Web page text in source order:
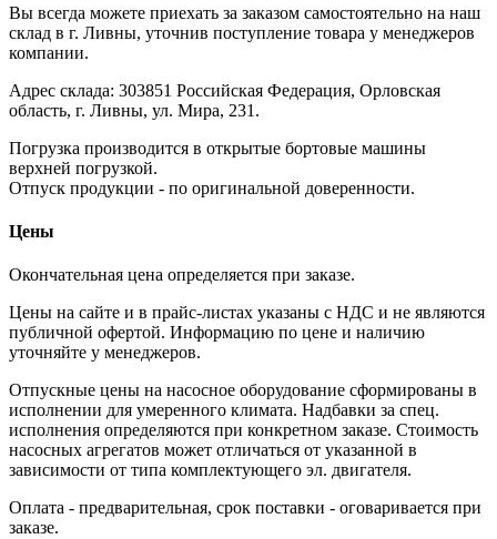
Вы всегда можете приехать за заказом самостоятельно на наш
склад в г. Ливны, уточнив поступление товара у менеджеров
компании.
Адрес склада: 303851 Российская Федерация, Орловская
область, г. Ливны, ул. Мира, 231.
Погрузка производится в открытые бортовые машины
верхней погрузкой.
Отпуск продукции - по оригинальной доверенности.
Цены
Окончательная цена определяется при заказе.
Цены на сайте и в прайс-листах указаны с НДС и не являются
публичной офертой. Информацию по цене и наличию
уточняйте у менеджеров.
Отпускные цены на насосное оборудование сформированы в
исполнении для умеренного климата. Надбавки за спец.
исполнения определяются при конкретном заказе. Стоимость
насосных агрегатов может отличаться от указанной в
зависимости от типа комплектующего эл. двигателя.
Оплата - предварительная, срок поставки - оговаривается при
заказе.